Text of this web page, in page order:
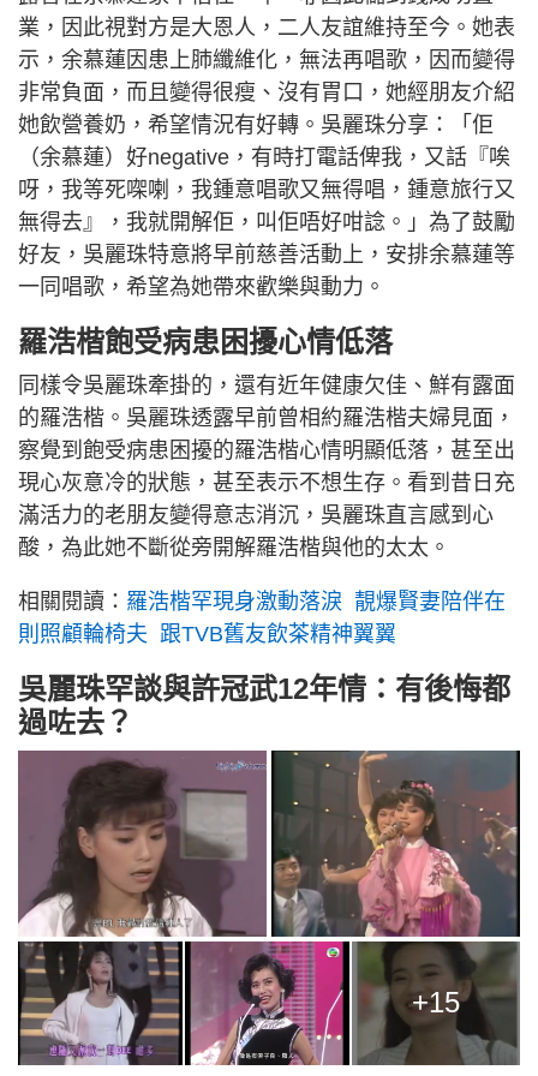
業，因此視對方是大恩人，二人友誼維持至今。她表
示，余慕蓮因患上肺纖維化，無法再唱歌，因而變得
非常負面，而且變得很瘦、沒有胃口，她經朋友介紹
她飲營養奶，希望情況有好轉。吳麗珠分享：「佢
（余慕蓮）好negative，有時打電話俾我，又話『唉
呀，我等死㗎喇，我鍾意唱歌又無得唱，鍾意旅行又
無得去』，我就開解佢，叫佢唔好咁諗。」為了鼓勵
好友，吳麗珠特意將早前慈善活動上，安排余慕蓮等
一同唱歌，希望為她帶來歡樂與動力。
羅浩楷飽受病患困擾心情低落
同樣令吳麗珠牽掛的，還有近年健康欠佳、鮮有露面
的羅浩楷。吳麗珠透露早前曾相約羅浩楷夫婦見面，
察覺到飽受病患困擾的羅浩楷心情明顯低落，甚至出
現心灰意冷的狀態，甚至表示不想生存。看到昔日充
滿活力的老朋友變得意志消沉，吳麗珠直言感到心
酸，為此她不斷從旁開解羅浩楷與他的太太。
相關閱讀： 羅浩楷罕現身激動落淚 靚爆賢妻陪伴在
則照顧輪椅夫 跟TVB舊友飲茶精神翼翼
吳麗珠罕談與許冠武12年情：有後悔都
過咗去？
+15